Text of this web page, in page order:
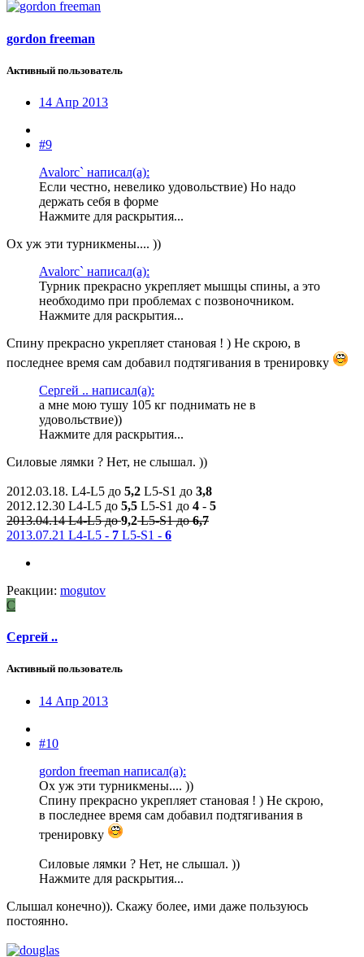
gordon freeman
Активный пользователь
14 Апр 2013
#9
Avalorc` написал(а):
Если честно, невелико удовольствие) Но надо
держать себя в форме
Нажмите для раскрытия...
Ох уж эти турникмены.... ))
Avalorc` написал(а):
Турник прекрасно укрепляет мышцы спины, а это
необходимо при проблемах с позвоночником.
Нажмите для раскрытия...
Спину прекрасно укрепляет становая ! ) Не скрою, в
последнее время сам добавил подтягивания в тренировку
Сергей .. написал(а):
а мне мою тушу 105 кг поднимать не в
удовольствие))
Нажмите для раскрытия...
Силовые лямки ? Нет, не слышал. ))
2012.03.18. L4-L5 до 5,2 L5-S1 до 3,8
2012.12.30 L4-L5 до 5,5 L5-S1 до 4 - 5
2013.04.14 L4-L5 до9,2L5-S1 до6,7
2013.07.21 L4-L5 - 7 L5-S1 - 6
Реакции: mogutov
С
Сергей ..
Активный пользователь
14 Апр 2013
#10
gordon freeman написал(а):
Ох уж эти турникмены.... ))
Спину прекрасно укрепляет становая ! ) Не скрою,
в последнее время сам добавил подтягивания в
тренировку
Силовые лямки ? Нет, не слышал. ))
Нажмите для раскрытия...
Слышал конечно)). Скажу более, ими даже пользуюсь
постоянно.